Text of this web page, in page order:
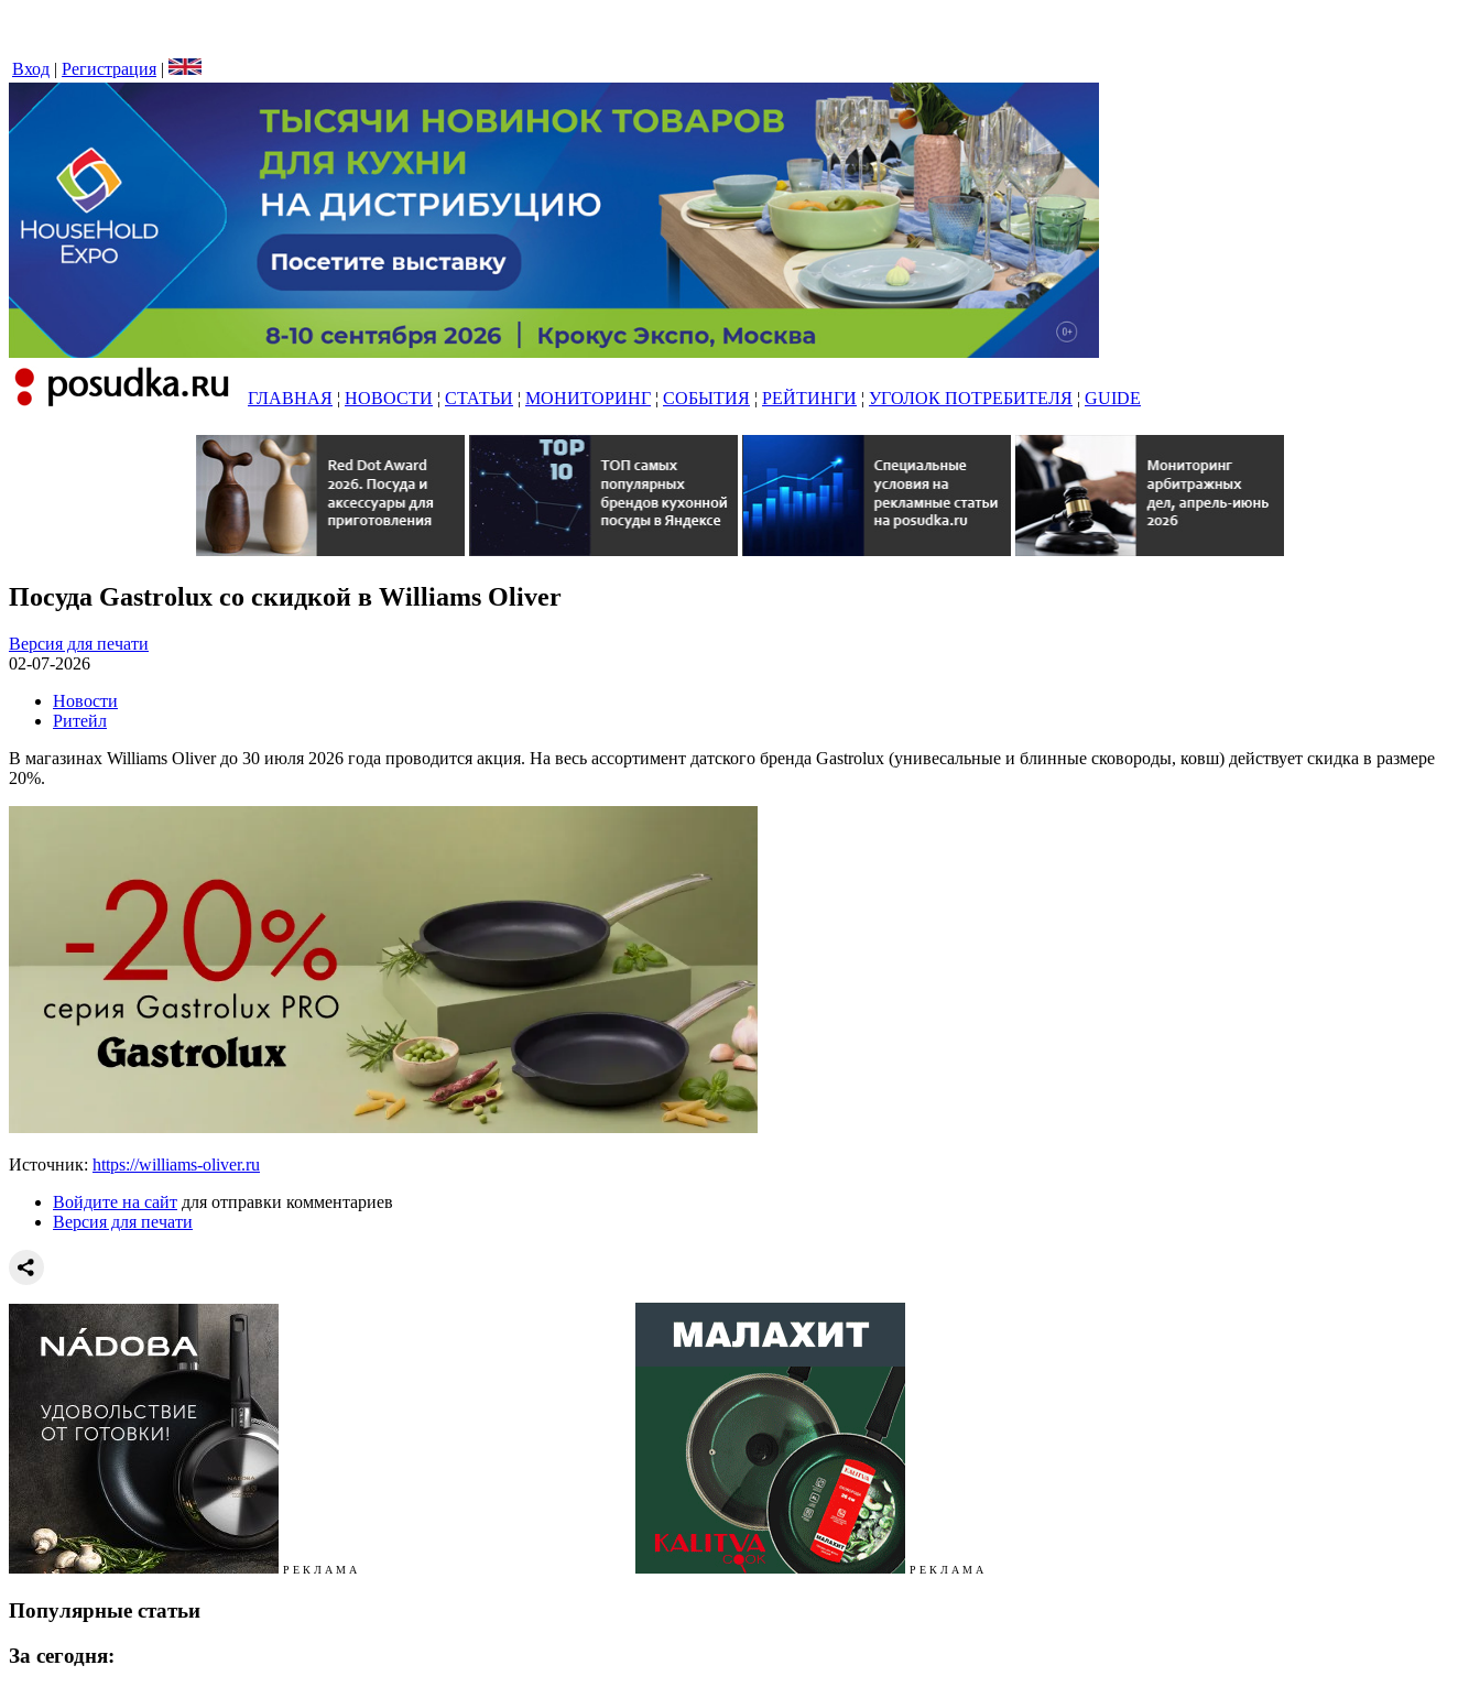
Вход | Регистрация |
ГЛАВНАЯ ¦ НОВОСТИ ¦ СТАТЬИ ¦ МОНИТОРИНГ ¦ СОБЫТИЯ ¦ РЕЙТИНГИ ¦ УГОЛОК ПОТРЕБИТЕЛЯ ¦ GUIDE
Посуда Gastrolux со скидкой в Williams Oliver
Версия для печати
02-07-2026
Новости
Ритейл
В магазинах Williams Oliver до 30 июля 2026 года проводится акция. На весь ассортимент датского бренда Gastrolux (унивесальные и блинные сковороды, ковш) действует скидка в размере
20%.
Источник: https://williams-oliver.ru
Войдите на сайт для отправки комментариев
Версия для печати
Р Е К Л А М А Р Е К Л А М А
Популярные статьи
За сегодня: